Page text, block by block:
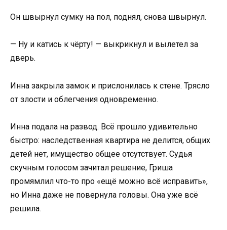
Он швырнул сумку на пол, поднял, снова швырнул.
— Ну и катись к чёрту! — выкрикнул и вылетел за
дверь.
Инна закрыла замок и прислонилась к стене. Трясло
от злости и облегчения одновременно.
Инна подала на развод. Всё прошло удивительно
быстро: наследственная квартира не делится, общих
детей нет, имущество общее отсутствует. Судья
скучным голосом зачитал решение, Гриша
промямлил что-то про «ещё можно всё исправить»,
но Инна даже не повернула головы. Она уже всё
решила.